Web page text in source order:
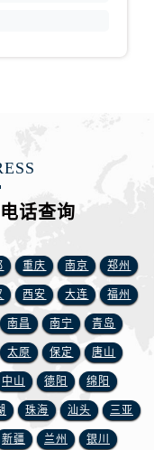
浙江省嘉兴市南湖区广益路705号嘉兴世界贸易中心A座13层1304室宝玑售后服务中心（需提前预约）
浙江省金华市金东区东市南街777号金华万达广场4号楼22楼2209室宝玑售后服务中心（需提前预约）
浙江省丽水市莲都区解放街宝玑售后服务中心（需提前预约）
浙江省宁波市江北区大闸南路500号来福士广场办公楼20层2009室宝玑售后服务中心（需提前预约）
浙江省衢州市柯城区上街宝玑售后服务中心（需提前预约）
浙江省绍兴市越城区胜利东路379号世茂天际中心写字楼8层805室宝玑售后服务中心（需提前预约）
浙江省舟山市定海区解放东路宝玑售后服务中心（需提前预约）
澳门特别行政区大堂区议事亭前地（新马路）宝玑售后服务中心（需提前预约）
话查询
重庆 南京 郑州
西安 大连 福州
南昌 南宁 青岛
太原 保定 唐山
中山 德阳 绵阳
珠海 汕头 三亚
新疆 兰州 银川